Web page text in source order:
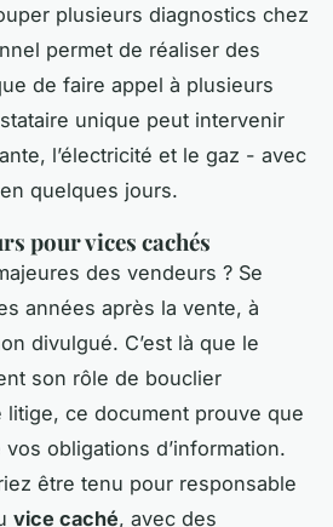
plusieurs diagnostics chez
permet de réaliser des
de faire appel à plusieurs
unique peut intervenir
l’électricité et le gaz - avec
quelques jours.
pour vices cachés
des vendeurs ? Se
années après la vente, à
divulgué. C’est là que le
son rôle de bouclier
litige, ce document prouve que
obligations d’information.
être tenu pour responsable
vice caché, avec des